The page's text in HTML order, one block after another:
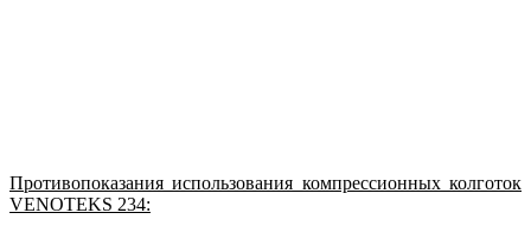
Противопоказания использования компрессионных колготок
VENOTEKS 234: